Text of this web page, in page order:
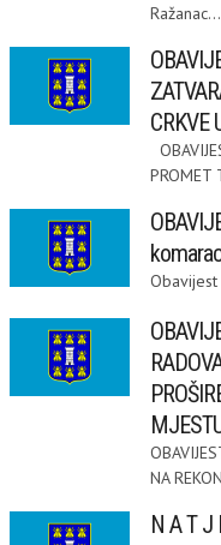
Ražanac...
CRKVE
PROMET
Obavijest
NA
N A T J